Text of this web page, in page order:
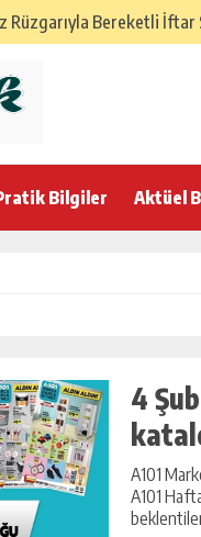
Rüzgarıyla Bereketli İftar
Geleneksel Ev İftarı
için Klasik Türk
Bilgiler Aktüel
4
A101
A101